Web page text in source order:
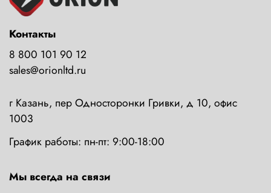
Контакты
8 800 101 90 12
sales@orionltd.ru
г Казань, пер Односторонки Гривки, д 10, офис
1003
График работы: пн-пт: 9:00-18:00
Мы всегда на связи